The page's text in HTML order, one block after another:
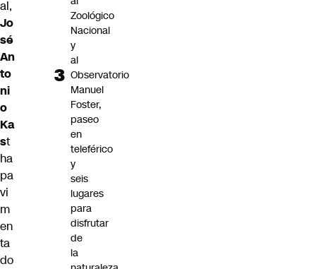
al,
Jo
sé
An
to
ni
o
Ka
st
ha
pa
vi
m
en
ta
do
Zoológico
Nacional
y
al
Observatorio
Manuel
Foster,
paseo
en
teleférico
y
seis
lugares
para
disfrutar
de
la